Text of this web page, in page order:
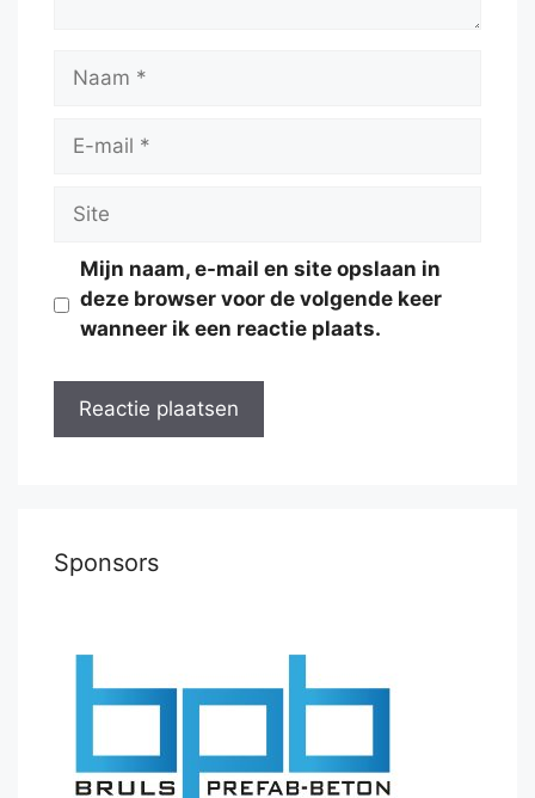
Naam
Site
Mijn naam, e-mail en site opslaan in
deze browser voor de volgende keer
wanneer ik een reactie plaats.
Sponsors